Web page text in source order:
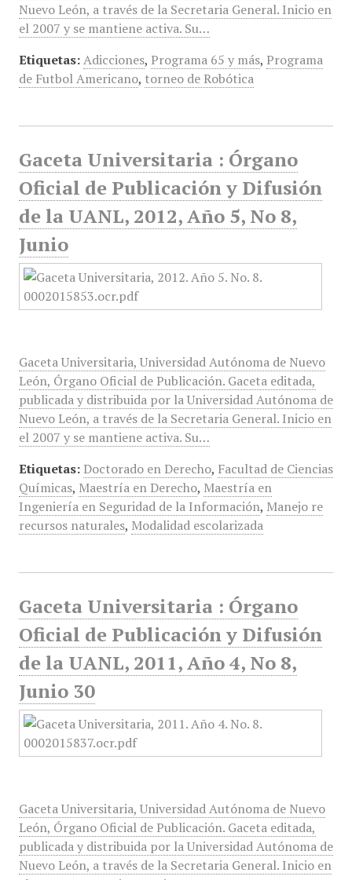
Nuevo León, a través de la Secretaria General. Inicio en
el 2007 y se mantiene activa. Su…
Etiquetas: Adicciones, Programa 65 y más, Programa
de Futbol Americano, torneo de Robótica
Gaceta Universitaria : Órgano
Oficial de Publicación y Difusión
de la UANL, 2012, Año 5, No 8,
Junio
Gaceta Universitaria, Universidad Autónoma de Nuevo
León, Órgano Oficial de Publicación. Gaceta editada,
publicada y distribuida por la Universidad Autónoma de
Nuevo León, a través de la Secretaria General. Inicio en
el 2007 y se mantiene activa. Su…
Etiquetas: Doctorado en Derecho, Facultad de Ciencias
Químicas, Maestría en Derecho, Maestría en
Ingeniería en Seguridad de la Información, Manejo re
recursos naturales, Modalidad escolarizada
Gaceta Universitaria : Órgano
Oficial de Publicación y Difusión
de la UANL, 2011, Año 4, No 8,
Junio 30
Gaceta Universitaria, Universidad Autónoma de Nuevo
León, Órgano Oficial de Publicación. Gaceta editada,
publicada y distribuida por la Universidad Autónoma de
Nuevo León, a través de la Secretaria General. Inicio en